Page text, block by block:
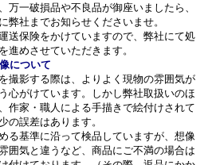
万一破損品や不良品が御座いましたら、
弊社までお知らせくださいませ。
送保険をかけていますので、弊社にて処
進めさせていただきます。
について
撮影する際は、よりよく現物の雰囲気が
心がけています。しかし弊社取扱いのほ
作家・職人による手描きで絵付けされて
の誤差はあります。
る基準に沿って検品していますが、想像
囲気と違うなど、商品にご不満の場合は